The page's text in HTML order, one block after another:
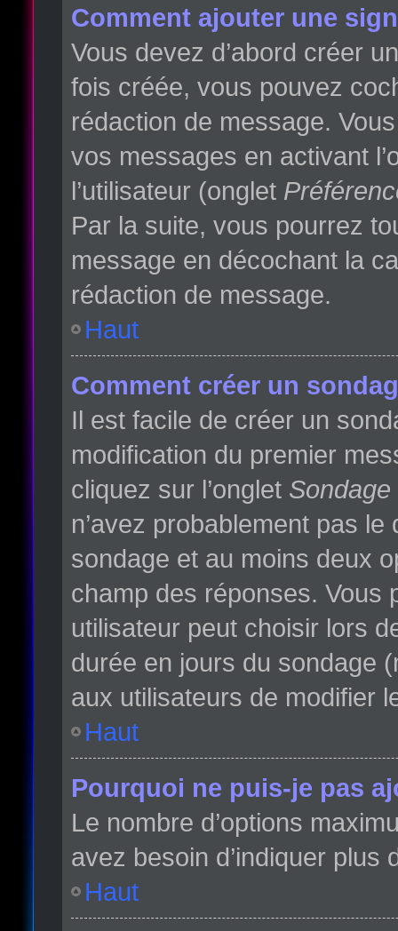
Comment ajouter une
Vous devez d’abord créer
fois créée, vous pouvez
rédaction de message.
vos messages en activant
l’utilisateur (onglet
Par la suite, vous pourrez
message en décochant la
rédaction de message.
Haut
Comment créer un
Il est facile de créer un
modification du premier
cliquez sur l’onglet Sondage
n’avez probablement pas
sondage et au moins deux
champ des réponses. Vous
utilisateur peut choisir lors
durée en jours du sondage
aux utilisateurs de modifier
Haut
Pourquoi ne puis-je pas
Le nombre d’options
avez besoin d’indiquer plus
Haut